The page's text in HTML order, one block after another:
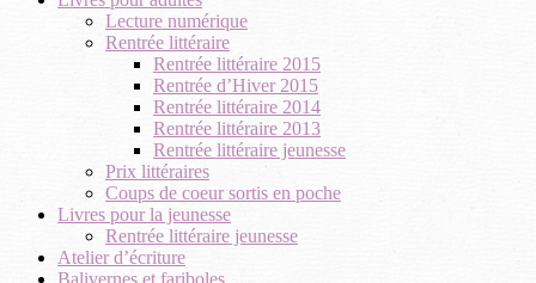
Lecture numérique
Rentrée littéraire
Rentrée littéraire 2015
Rentrée d’Hiver 2015
Rentrée littéraire 2014
Rentrée littéraire 2013
Rentrée littéraire jeunesse
Prix littéraires
Coups de coeur sortis en poche
Livres pour la jeunesse
Rentrée littéraire jeunesse
Atelier d’écriture
Balivernes et fariboles